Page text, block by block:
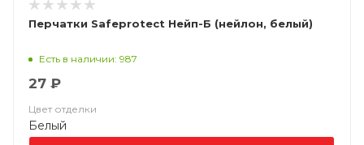
Перчатки Safeprotect Нейп-Б (нейлон, белый)
Есть в наличии: 987
27 ₽
Цвет отделки
Белый